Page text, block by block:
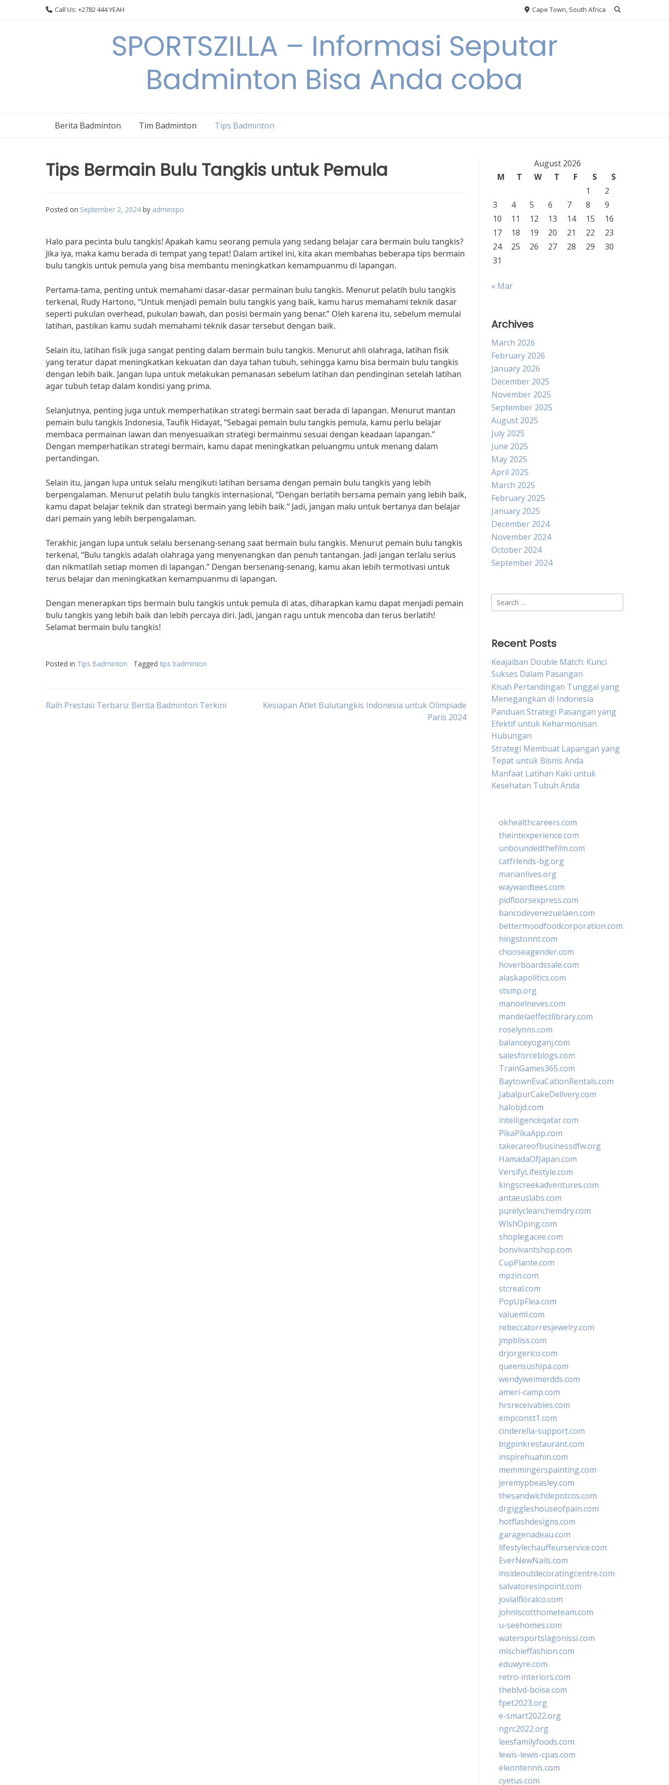
Call Us: +2782 444 YEAH Cape Town, South Africa
SPORTSZILLA – Informasi Seputar
Badminton Bisa Anda coba
Berita Badminton Tim Badminton Tips Badminton
Tips Bermain Bulu Tangkis untuk Pemula
Posted on September 2, 2024 by adminspo
Halo para pecinta bulu tangkis! Apakah kamu seorang pemula yang sedang belajar cara bermain bulu tangkis?
Jika iya, maka kamu berada di tempat yang tepat! Dalam artikel ini, kita akan membahas beberapa tips bermain
bulu tangkis untuk pemula yang bisa membantu meningkatkan kemampuanmu di lapangan.
Pertama-tama, penting untuk memahami dasar-dasar permainan bulu tangkis. Menurut pelatih bulu tangkis
terkenal, Rudy Hartono, “Untuk menjadi pemain bulu tangkis yang baik, kamu harus memahami teknik dasar
seperti pukulan overhead, pukulan bawah, dan posisi bermain yang benar.” Oleh karena itu, sebelum memulai
latihan, pastikan kamu sudah memahami teknik dasar tersebut dengan baik.
Selain itu, latihan fisik juga sangat penting dalam bermain bulu tangkis. Menurut ahli olahraga, latihan fisik
yang teratur dapat meningkatkan kekuatan dan daya tahan tubuh, sehingga kamu bisa bermain bulu tangkis
dengan lebih baik. Jangan lupa untuk melakukan pemanasan sebelum latihan dan pendinginan setelah latihan
agar tubuh tetap dalam kondisi yang prima.
Selanjutnya, penting juga untuk memperhatikan strategi bermain saat berada di lapangan. Menurut mantan
pemain bulu tangkis Indonesia, Taufik Hidayat, “Sebagai pemain bulu tangkis pemula, kamu perlu belajar
membaca permainan lawan dan menyesuaikan strategi bermainmu sesuai dengan keadaan lapangan.”
Dengan memperhatikan strategi bermain, kamu dapat meningkatkan peluangmu untuk menang dalam
pertandingan.
Selain itu, jangan lupa untuk selalu mengikuti latihan bersama dengan pemain bulu tangkis yang lebih
berpengalaman. Menurut pelatih bulu tangkis internasional, “Dengan berlatih bersama pemain yang lebih baik,
kamu dapat belajar teknik dan strategi bermain yang lebih baik.” Jadi, jangan malu untuk bertanya dan belajar
dari pemain yang lebih berpengalaman.
Terakhir, jangan lupa untuk selalu bersenang-senang saat bermain bulu tangkis. Menurut pemain bulu tangkis
terkenal, “Bulu tangkis adalah olahraga yang menyenangkan dan penuh tantangan. Jadi jangan terlalu serius
dan nikmatilah setiap momen di lapangan.” Dengan bersenang-senang, kamu akan lebih termotivasi untuk
terus belajar dan meningkatkan kemampuanmu di lapangan.
Dengan menerapkan tips bermain bulu tangkis untuk pemula di atas, diharapkan kamu dapat menjadi pemain
bulu tangkis yang lebih baik dan lebih percaya diri. Jadi, jangan ragu untuk mencoba dan terus berlatih!
Selamat bermain bulu tangkis!
Posted in Tips Badminton Tagged tips badminton
Post
Raih Prestasi Terbaru: Berita Badminton Terkini
Kesiapan Atlet Bulutangkis Indonesia untuk Olimpiade
Paris 2024
August 2026
M
T W T F S
S
1
2
3
4 5 6 7 8
9
10
11 12 13 14 15
16
17
18 19 20 21 22
23
24
25 26 27 28 29
30
31
« Mar
Archives
March 2026
February 2026
January 2026
December 2025
November 2025
September 2025
August 2025
July 2025
June 2025
May 2025
April 2025
March 2025
February 2025
January 2025
December 2024
November 2024
October 2024
September 2024
Search
for:
Recent Posts
Keajaiban Double Match: Kunci
Sukses Dalam Pasangan
Kisah Pertandingan Tunggal yang
Menegangkan di Indonesia
Panduan Strategi Pasangan yang
Efektif untuk Keharmonisan
Hubungan
Strategi Membuat Lapangan yang
Tepat untuk Bisnis Anda
Manfaat Latihan Kaki untuk
Kesehatan Tubuh Anda
okhealthcareers.com
theintexperience.com
unboundedthefilm.com
catfriends-bg.org
marianlives.org
waywardtees.com
pidfloorsexpress.com
bancodevenezuelaen.com
bettermoodfoodcorporation.com
hingstonnt.com
chooseagender.com
hoverboardssale.com
alaskapolitics.com
stsmp.org
manoelneves.com
mandelaeffectlibrary.com
roselynns.com
balanceyoganj.com
salesforceblogs.com
TrainGames365.com
BaytownEvaCationRentals.com
JabalpurCakeDelivery.com
halobjd.com
intelligenceqatar.com
PikaPikaApp.com
takecareofbusinessdfw.org
HamadaOfJapan.com
VersifyLifestyle.com
kingscreekadventures.com
antaeuslabs.com
purelycleanchemdry.com
WishOping.com
shoplegacee.com
bonvivantshop.com
CupPlante.com
mpzin.com
stcreal.com
PopUpFlea.com
valueml.com
rebeccatorresjewelry.com
jmpbliss.com
drjorgerico.com
queensushipa.com
wendyweimerdds.com
ameri-camp.com
hrsreceivables.com
empconst1.com
cinderella-support.com
bigpinkrestaurant.com
inspirehuahin.com
memmingerspainting.com
jeremypbeasley.com
thesandwichdepotcos.com
drgiggleshouseofpain.com
hotflashdesigns.com
garagenadeau.com
lifestylechauffeurservice.com
EverNewNails.com
insideoutdecoratingcentre.com
salvatoresinpoint.com
jovialfloralco.com
johnlscotthometeam.com
u-seehomes.com
watersportslagonissi.com
mischieffashion.com
eduwyre.com
retro-interiors.com
theblvd-boise.com
fpet2023.org
e-smart2022.org
ngrc2022.org
leesfamilyfoods.com
lewis-lewis-cpas.com
eleontennis.com
cyetus.com